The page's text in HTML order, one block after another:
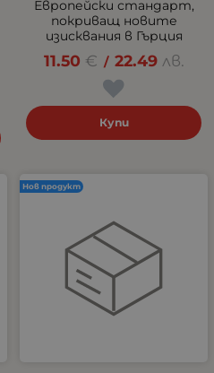
Европейски стандарт,
покриващ новите
изисквания в Гърция
11.50 € / 22.49 лв.
Купи
Нов продукт